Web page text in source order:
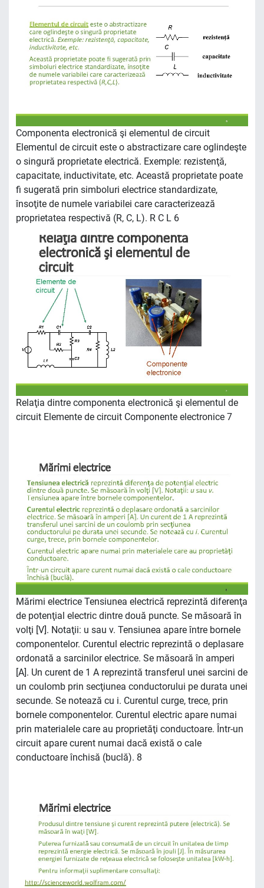
Componenta electronică şi elementul de circuit
Elementul de circuit este o abstractizare care oglindeşte
o singură proprietate electrică. Exemple: rezistenţă,
capacitate, inductivitate, etc. Această proprietate poate
fi sugerată prin simboluri electrice standardizate,
însoţite de numele variabilei care caracterizează
proprietatea respectivă (R, C, L). R C L 6
Relaţia dintre componenta electronică şi elementul de
circuit Elemente de circuit Componente electronice 7
Mărimi electrice Tensiunea electrică reprezintă diferenţa
de potenţial electric dintre două puncte. Se măsoară în
volţi [V]. Notaţii: u sau v. Tensiunea apare între bornele
componentelor. Curentul electric reprezintă o deplasare
ordonată a sarcinilor electrice. Se măsoară în amperi
[A]. Un curent de 1 A reprezintă transferul unei sarcini de
un coulomb prin secţiunea conductorului pe durata unei
secunde. Se notează cu i. Curentul curge, trece, prin
bornele componentelor. Curentul electric apare numai
prin materialele care au proprietăţi conductoare. Într-un
circuit apare curent numai dacă există o cale
conductoare închisă (buclă). 8